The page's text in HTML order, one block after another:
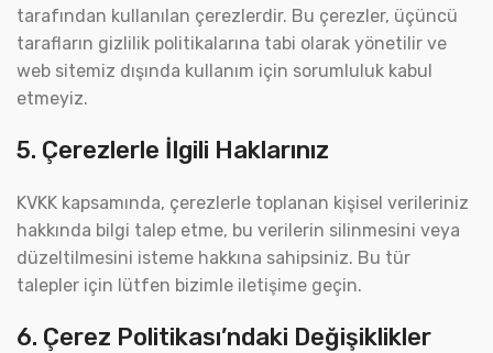
tarafından kullanılan çerezlerdir. Bu çerezler, üçüncü
tarafların gizlilik politikalarına tabi olarak yönetilir ve
web sitemiz dışında kullanım için sorumluluk kabul
etmeyiz.
5. Çerezlerle İlgili Haklarınız
KVKK kapsamında, çerezlerle toplanan kişisel verileriniz
hakkında bilgi talep etme, bu verilerin silinmesini veya
düzeltilmesini isteme hakkına sahipsiniz. Bu tür
talepler için lütfen bizimle iletişime geçin.
6. Çerez Politikası’ndaki Değişiklikler